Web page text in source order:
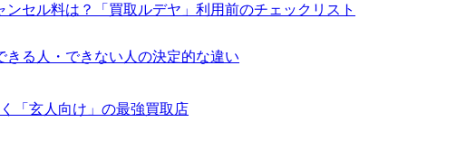
ンセル料は？「買取ルデヤ」利用前のチェックリスト
きる人・できない人の決定的な違い
「玄人向け」の最強買取店